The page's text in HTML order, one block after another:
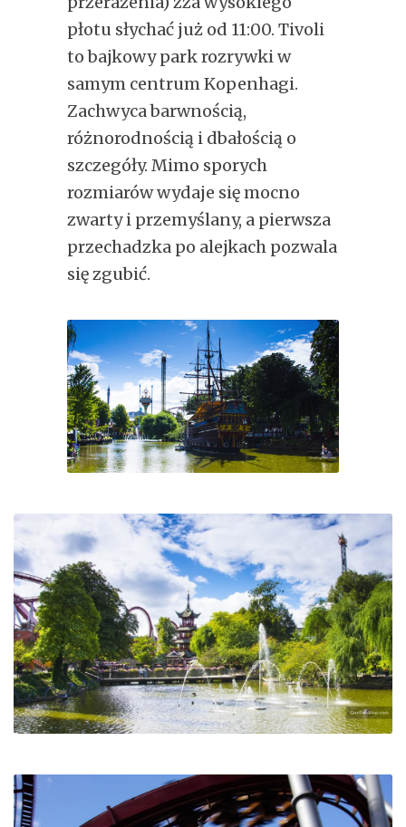
płotu słychać już od 11:00. Tivoli
to bajkowy park rozrywki w
samym centrum Kopenhagi.
Zachwyca barwnością,
różnorodnością i dbałością o
szczegóły. Mimo sporych
rozmiarów wydaje się mocno
zwarty i przemyślany, a pierwsza
przechadzka po alejkach pozwala
się zgubić.